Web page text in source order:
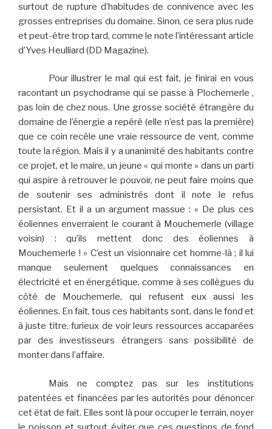
surtout de rupture d’habitudes de connivence avec les
grosses entreprises du domaine. Sinon, ce sera plus rude
et peut-être trop tard, comme le note l’intéressant article
d’Yves Heulliard (DD Magazine).
Pour illustrer le mal qui est fait, je finirai en vous
racontant un psychodrame qui se passe à Plochemerle ,
pas loin de chez nous. Une grosse société étrangère du
domaine de l’énergie a repéré (elle n’est pas la première)
que ce coin recèle une vraie ressource de vent, comme
toute la région. Mais il y a unanimité des habitants contre
ce projet, et le maire, un jeune « qui monte » dans un parti
qui aspire à retrouver le pouvoir, ne peut faire moins que
de soutenir ses administrés dont il note le refus
persistant. Et il a un argument massue : « De plus ces
éoliennes enverraient le courant à Mouchemerle (village
voisin) : qu’ils mettent donc des éoliennes à
Mouchemerle ! » C’est un visionnaire cet homme-là ; il lui
manque seulement quelques connaissances en
électricité et en énergétique, comme à ses collègues du
côté de Mouchemerle, qui refusent eux aussi les
éoliennes. En fait, tous ces habitants sont, dans le fond et
à juste titre, furieux de voir leurs ressources accaparées
par des investisseurs étrangers sans possibilité de
monter dans l’affaire.
Mais ne comptez pas sur les institutions
patentées et financées par les autorités pour dénoncer
cet état de fait. Elles sont là pour occuper le terrain, noyer